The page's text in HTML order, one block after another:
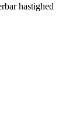
hastighed